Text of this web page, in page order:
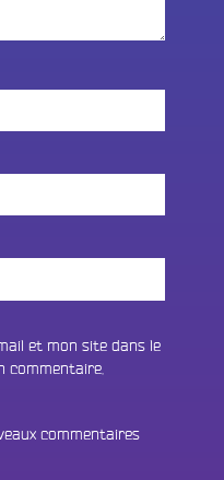
et mon site dans le
commentaire.
commentaires